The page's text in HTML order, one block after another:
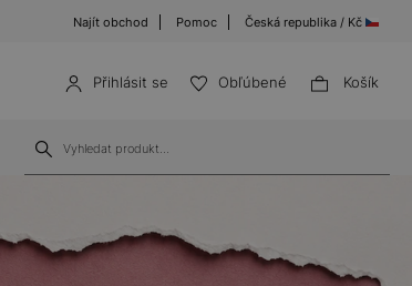
Najít obchod Pomoc Česká republika / Kč
Přihlásit se Obľúbené Košík